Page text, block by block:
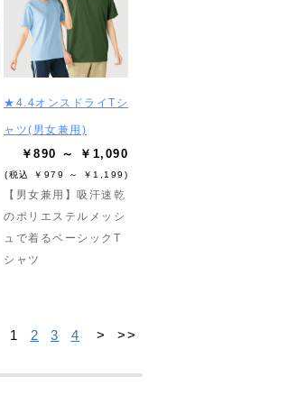
★4.4オンスドライTシ
ャツ(男女兼用)
￥890 ～ ￥1,090
(税込 ￥979 ～ ￥1,199)
【男女兼用】吸汗速乾
のポリエステルメッシ
ュで着るベーシックT
シャツ
1 2 3 4 > >>